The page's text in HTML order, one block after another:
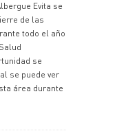
Evita se
de las
todo el año
se
se puede ver
área durante